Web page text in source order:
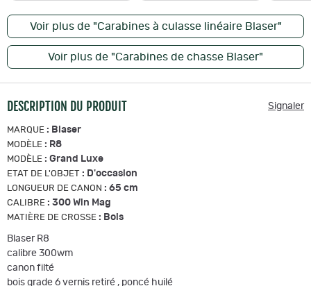
Voir plus de "Carabines à culasse linéaire Blaser"
Voir plus de "Carabines de chasse Blaser"
DESCRIPTION DU PRODUIT Signaler
MARQUE : Blaser
MODÈLE : R8
MODÈLE : Grand Luxe
ETAT DE L'OBJET : D'occasion
LONGUEUR DE CANON : 65 cm
CALIBRE : 300 Win Mag
MATIÈRE DE CROSSE : Bois
Blaser R8
calibre 300wm
canon filté
bois grade 6 vernis retiré , poncé huilé